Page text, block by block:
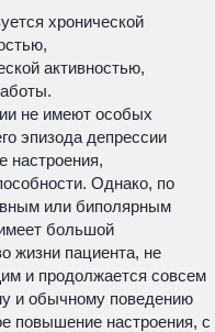
хронической
активностью,
не имеют особых
эпизода депрессии
настроения,
Однако, по
или биполярным
большой
жизни пациента, не
и продолжается совсем
и обычному поведению
повышение настроения, с